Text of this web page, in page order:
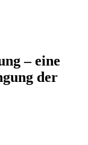
– eine
der